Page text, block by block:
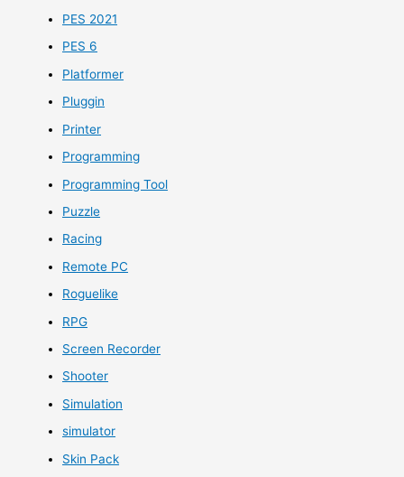
PES 2021
PES 6
Platformer
Pluggin
Printer
Programming
Programming Tool
Puzzle
Racing
Remote PC
Roguelike
RPG
Screen Recorder
Shooter
Simulation
simulator
Skin Pack